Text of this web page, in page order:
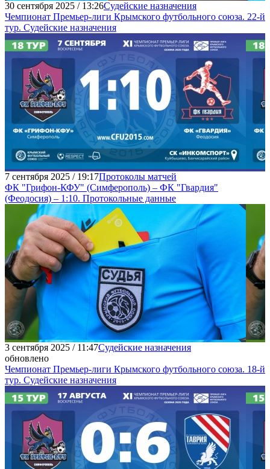
30 сентября 2025 / 13:26Судейские назначения
Чемпионат Премьер-лиги Крымского футбольного союза. 22-й
тур. Судейские назначения
7 сентября 2025 / 19:17Протоколы матчей
ФК "Грифон-КФУ" (Симферополь) – ФК "Гвардия"
(Феодосия) – 1:10. Протокольные данные
3 сентября 2025 / 11:47Судейские назначения
обновлено
Чемпионат Премьер-лиги Крымского футбольного союза. 18-й
тур. Судейские назначения